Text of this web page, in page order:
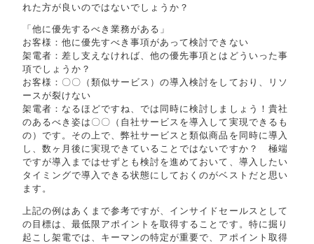
れた方が良いのではないでしょうか？
「他に優先するべき業務がある」
お客様：他に優先すべき事項があって検討できない
架電者：差し支えなければ、他の優先事項とはどういった事
項でしょうか？
お客様：〇〇（類似サービス）の導入検討をしており、リソ
ースが裂けない
架電者：なるほどですね、では同時に検討しましょう！貴社
のあるべき姿は〇〇（自社サービスを導入して実現できるも
の）です。その上で、弊社サービスと類似商品を同時に導入
し、数ヶ月後に実現できていることではないですか？ 極端
ですが導入まではせずとも検討を進めておいて、導入したい
タイミングで導入できる状態にしておくのがベストだと思い
ます。
上記の例はあくまで参考ですが、インサイドセールスとして
の目標は、最低限アポイントを取得することです。特に掘り
起こし架電では、キーマンの特定が重要で、アポイント取得